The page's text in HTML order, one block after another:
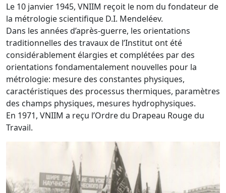
Le 10 janvier 1945, VNIIM reçoit le nom du fondateur de
la métrologie scientifique D.I. Mendeléev.
Dans les années d’après-guerre, les orientations
traditionnelles des travaux de l’Institut ont été
considérablement élargies et complétées par des
orientations fondamentalement nouvelles pour la
métrologie: mesure des constantes physiques,
caractéristiques des processus thermiques, paramètres
des champs physiques, mesures hydrophysiques.
En 1971, VNIIM a reçu l’Ordre du Drapeau Rouge du
Travail.